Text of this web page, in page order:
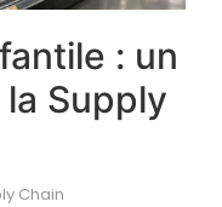
: un
Supply
Chain